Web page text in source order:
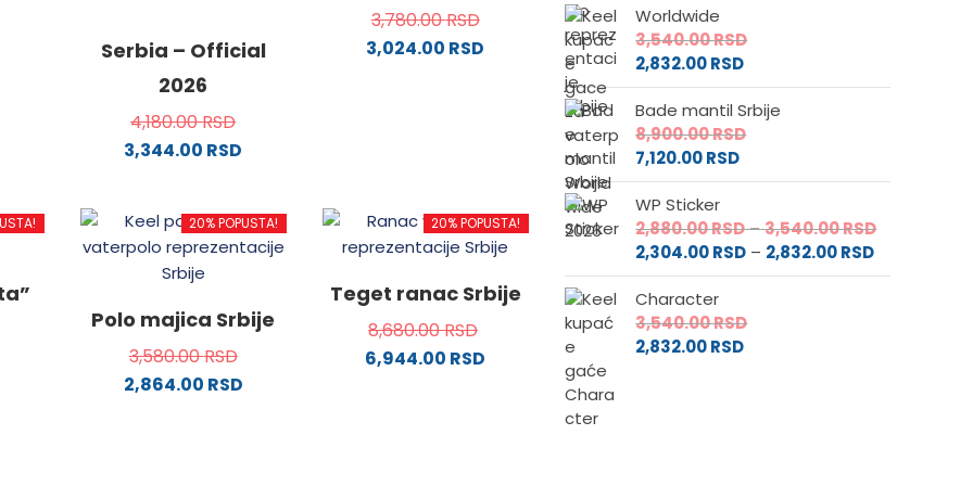
Serbia – Official
2026
4,180.00RSD
3,344.00 RSD
ima
više
varijanti.
Opcije
mogu
biti
izabrane
3,780.00RSD
3,024.00 RSD
mogu
biti
izabrane
stranici
proizvoda.
20% POPUSTA!
Polo majica Srbije
3,580.00RSD
2,864.00 RSD
20% POPUSTA!
Teget ranac Srbije
8,680.00RSD
6,944.00 RSD
Worldwide
3,540.00RSD
2,832.00RSD
Bade mantil Srbije
8,900.00RSD
7,120.00RSD
WP Sticker
2,880.00RSD–3,540.00RSDRaspon
od
2,304.00RSD – 2,832.00RSDRaspon
cena:
Character
3,540.00RSD
2,832.00RSD